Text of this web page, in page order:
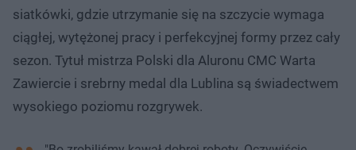
siatkówki, gdzie utrzymanie się na szczycie wymaga
ciągłej, wytężonej pracy i perfekcyjnej formy przez cały
sezon. Tytuł mistrza Polski dla Aluronu CMC Warta
Zawiercie i srebrny medal dla Lublina są świadectwem
wysokiego poziomu rozgrywek.